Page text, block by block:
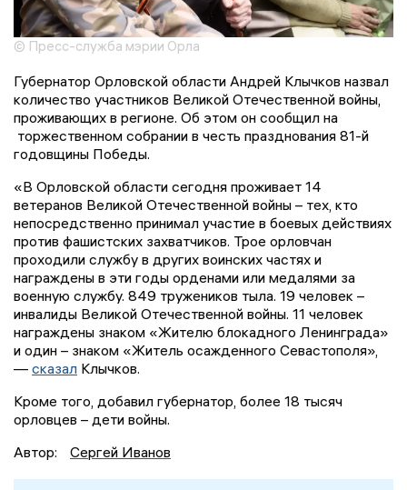
© Пресс-служба мэрии Орла
Губернатор Орловской области Андрей Клычков назвал
количество участников Великой Отечественной войны,
проживающих в регионе. Об этом он сообщил на
торжественном собрании в честь празднования 81-й
годовщины Победы.
«В Орловской области сегодня проживает 14
ветеранов Великой Отечественной войны – тех, кто
непосредственно принимал участие в боевых действиях
против фашистских захватчиков. Трое орловчан
проходили службу в других воинских частях и
награждены в эти годы орденами или медалями за
военную службу. 849 тружеников тыла. 19 человек –
инвалиды Великой Отечественной войны. 11 человек
награждены знаком «Жителю блокадного Ленинграда»
и один – знаком «Житель осажденного Севастополя»,
— сказал Клычков.
Кроме того, добавил губернатор, более 18 тысяч
орловцев – дети войны.
Автор:
Сергей Иванов